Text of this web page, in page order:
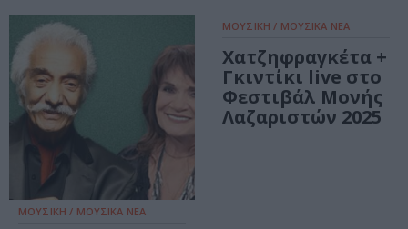
ΜΟΥΣΙΚΗ / ΜΟΥΣΙΚΑ ΝΕΑ
ΜΟΥΣΙΚΗ / ΜΟΥΣΙΚΑ ΝΕΑ
Χατζηφραγκέτα +
Γκιντίκι live στο
Φεστιβάλ Μονής
Λαζαριστών 2025